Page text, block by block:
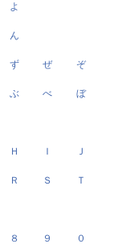
よ
ん
ず ぜ ぞ
ぶ べ ぼ
Ｈ Ｉ Ｊ
Ｒ Ｓ Ｔ
８ ９ ０